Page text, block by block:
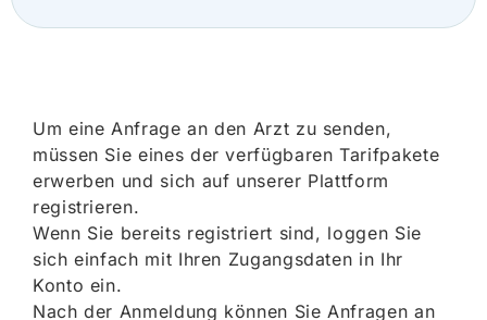
Um eine Anfrage an den Arzt zu senden,
müssen Sie eines der verfügbaren Tarifpakete
erwerben und sich auf unserer Plattform
registrieren.
Wenn Sie bereits registriert sind, loggen Sie
sich einfach mit Ihren Zugangsdaten in Ihr
Konto ein.
Nach der Anmeldung können Sie Anfragen an